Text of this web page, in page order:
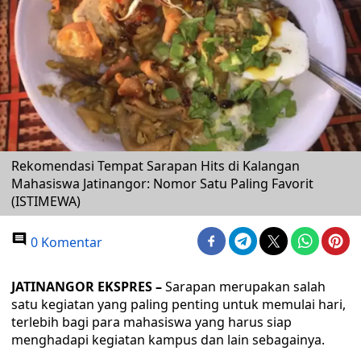
Rekomendasi Tempat Sarapan Hits di Kalangan
Mahasiswa Jatinangor: Nomor Satu Paling Favorit
(ISTIMEWA)
0 Komentar
JATINANGOR EKSPRES –Sarapan merupakan salah
satu kegiatan yang paling penting untuk memulai hari,
terlebih bagi para mahasiswa yang harus siap
menghadapi kegiatan kampus dan lain sebagainya.